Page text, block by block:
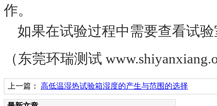
作。
如果在试验过程中需要查看试
（东莞环瑞测试
上一篇： 高低温湿热试验箱湿度的产生与范围的选择